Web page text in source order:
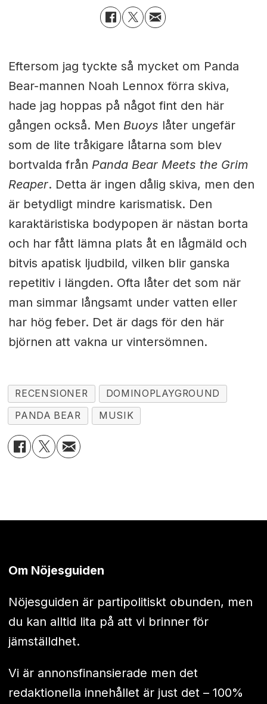
Eftersom jag tyckte så mycket om Panda
Bear-mannen Noah Lennox förra skiva,
hade jag hoppas på något fint den här
gången också. Men Buoys låter ungefär
som de lite tråkigare låtarna som blev
bortvalda från Panda Bear Meets the Grim
Reaper. Detta är ingen dålig skiva, men den
är betydligt mindre karismatisk. Den
karaktäristiska bodypopen är nästan borta
och har fått lämna plats åt en lågmäld och
bitvis apatisk ljudbild, vilken blir ganska
repetitiv i längden. Ofta låter det som när
man simmar långsamt under vatten eller
har hög feber. Det är dags för den här
björnen att vakna ur vintersömnen.
RECENSIONER
DOMINOPLAYGROUND
PANDA BEAR
MUSIK
Om Nöjesguiden
Nöjesguiden är partipolitiskt obunden, men
du kan alltid lita på att vi brinner för
jämställdhet.
Vi är annonsfinansierade men det
redaktionella innehållet är just det – 100%